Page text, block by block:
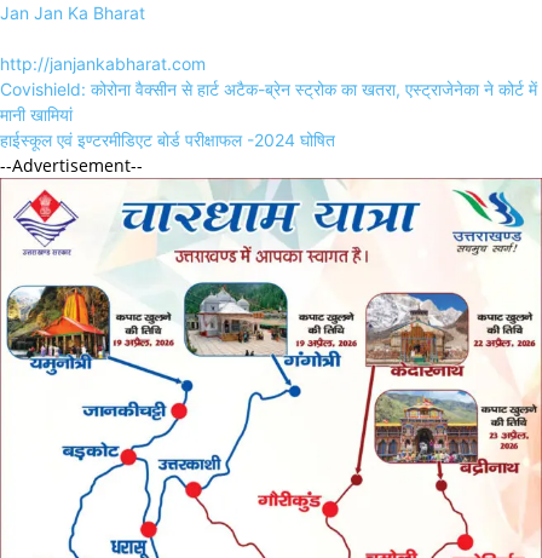
Jan Jan Ka Bharat
http://janjankabharat.com
Post
navigation
Covishield: कोरोना वैक्सीन से हार्ट अटैक-ब्रेन स्ट्रोक का खतरा, एस्ट्राजेनेका ने कोर्ट में
मानी खामियां
हाईस्कूल एवं इण्टरमीडिएट बोर्ड परीक्षाफल -2024 घोषित
--Advertisement--